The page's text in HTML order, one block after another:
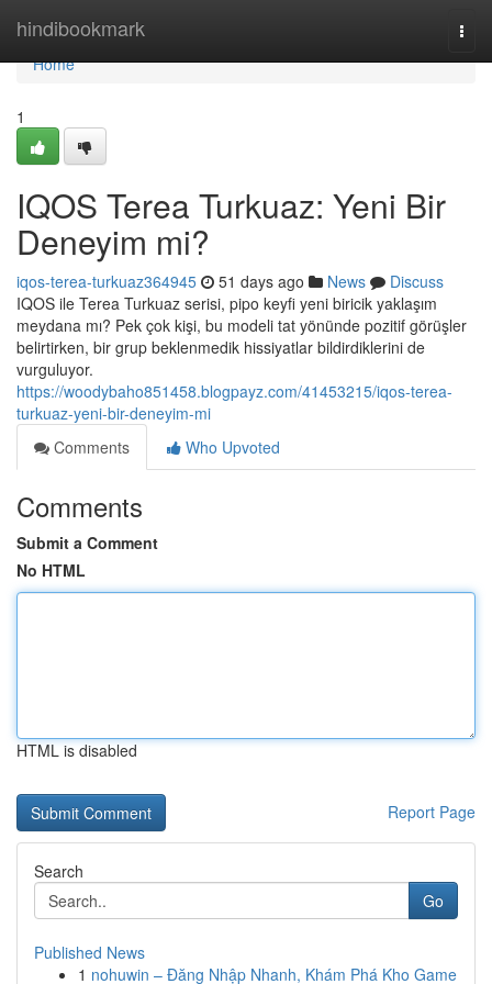
hindibookmark
Home
Home
1
IQOS Terea Turkuaz: Yeni Bir
Deneyim mi?
iqos-terea-turkuaz364945 51 days ago News
Discuss
IQOS ile Terea Turkuaz serisi, pipo keyfi yeni biricik yaklaşım
meydana mı? Pek çok kişi, bu modeli tat yönünde pozitif görüşler
belirtirken, bir grup beklenmedik hissiyatlar bildirdiklerini de
vurguluyor.
https://woodybaho851458.blogpayz.com/41453215/iqos-terea-
turkuaz-yeni-bir-deneyim-mi
Comments
Who Upvoted
Comments
Submit a Comment
No HTML
HTML is disabled
Report Page
Search
Go
Published News
1 nohuwin – Đăng Nhập Nhanh, Khám Phá Kho Game